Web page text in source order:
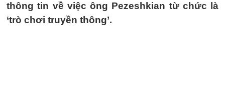
thông tin về việc ông Pezeshkian từ chức là
‘trò chơi truyền thông’.